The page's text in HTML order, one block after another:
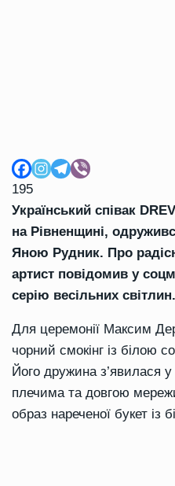
195
Український співак
на Рівненщині,
Яною Рудник. Про
артист повідомив у
серію весільних світлин.
Для церемонії Максим
чорний смокінг із білою
Його дружина з’явилася у
плечима та довгою
образ нареченої букет із